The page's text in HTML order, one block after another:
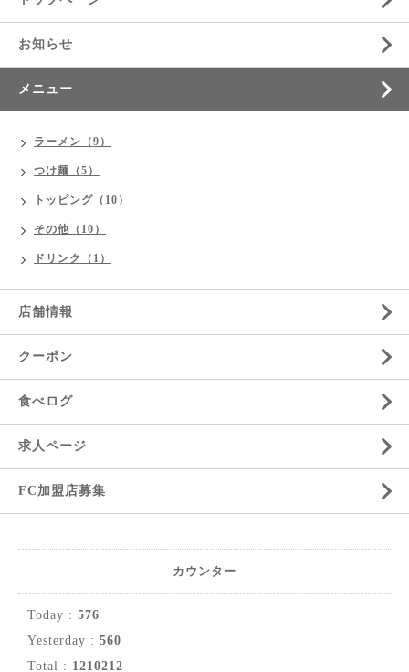
お知らせ
メニュー
ラーメン（9）
つけ麺（5）
トッピング（10）
その他（10）
ドリンク（1）
店舗情報
クーポン
食べログ
求人ページ
FC加盟店募集
カウンター
Today : 576
Yesterday : 560
Total : 1210212